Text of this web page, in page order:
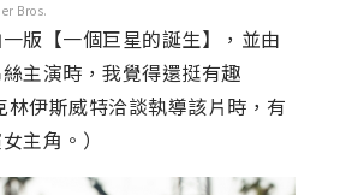
Bros.
一版【一個巨星的誕生】，並由
主演時，我覺得還挺有趣
伊斯威特洽談執導該片時，有
主角。）